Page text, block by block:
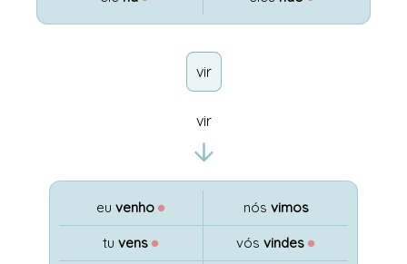
vir
vir
eu venho ●
tu vens ●
nós vimos
vósvindes ●